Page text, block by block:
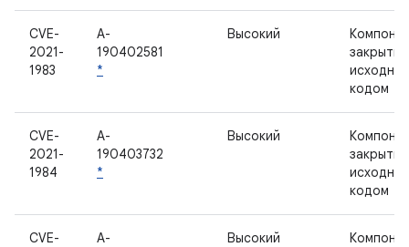
CVE-
2021-
1983
A-
190402581
*
Высокий
закрытым
кодом
CVE-
2021-
1984
A-
190403732
*
Высокий
закрытым
кодом
CVE-
A-
Высокий